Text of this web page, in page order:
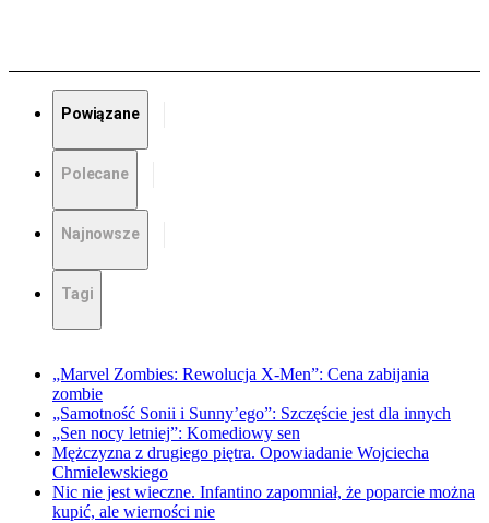
Powiązane
Polecane
Najnowsze
Tagi
„Marvel Zombies: Rewolucja X-Men”: Cena zabijania
zombie
„Samotność Sonii i Sunny’ego”: Szczęście jest dla innych
„Sen nocy letniej”: Komediowy sen
Mężczyzna z drugiego piętra. Opowiadanie Wojciecha
Chmielewskiego
Nic nie jest wieczne. Infantino zapomniał, że poparcie można
kupić, ale wierności nie